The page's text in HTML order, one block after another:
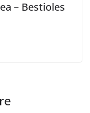
– Bestioles